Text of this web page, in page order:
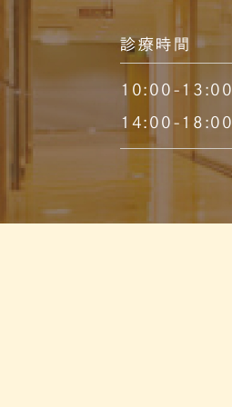
診療時間
10:00-13:00
14:00-18:00